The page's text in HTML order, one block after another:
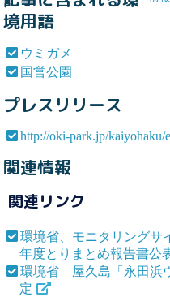
境用語
ウミガメ
国営公園
プレスリリース
http://oki-park.jp/kaiyohaku/
関連情報
関連リンク
環境省、モニタリングサ
年度とりまとめ報告書公
環境省 屋久島「永田浜
定